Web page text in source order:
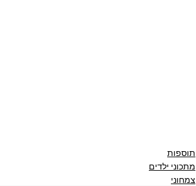
תוספות
מתכוני ילדים
צמחוני